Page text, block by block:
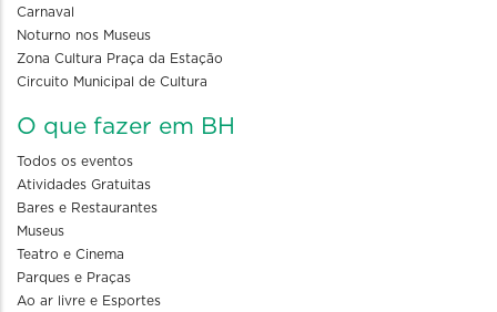
Carnaval
Noturno nos Museus
Zona Cultura Praça da Estação
Circuito Municipal de Cultura
O que fazer em BH
Todos os eventos
Atividades Gratuitas
Bares e Restaurantes
Museus
Teatro e Cinema
Parques e Praças
Ao ar livre e Esportes